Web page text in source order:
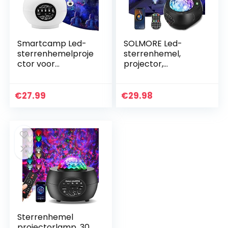
Smartcamp Led-
sterrenhemelproje
ctor voor
sterrenlicht,
€27.99
SOLMORE Led-
sterrenhemel,
projector,
planeetprojecties,
€29.98
Sterrenhemel